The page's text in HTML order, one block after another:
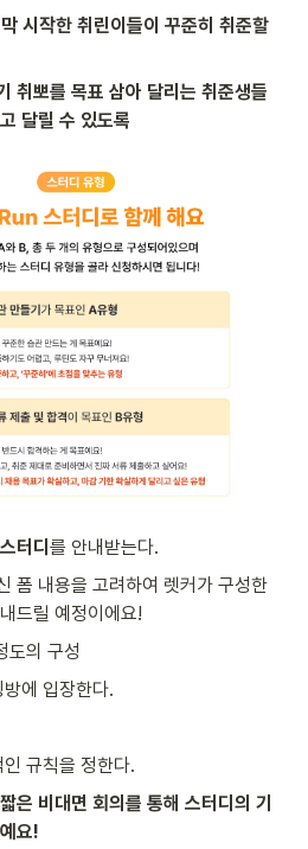
시작한 취린이들이 꾸준히 취준할
취뽀를 목표 삼아 달리는 취준생들
달릴 수 있도록
터디 를 안내받는다.
폼 내용을 고려하여 렛커가 구성한
드릴 예정이에요!
도의 구성
에 입장한다.
규칙을 정한다.
은 비대면 회의를 통해 스터디의 기
요!